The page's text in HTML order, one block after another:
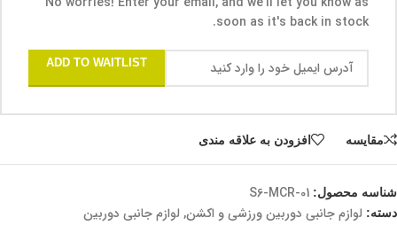
soon as it's back in stock.
ADD TO WAITLIST
مقايسه افزودن به علاقه مندی
شناسه محصول: S6-MCR-01
دسته: لوازم جانبی دوربین ورزشی و اکشن, لوازم جانبی دوربین